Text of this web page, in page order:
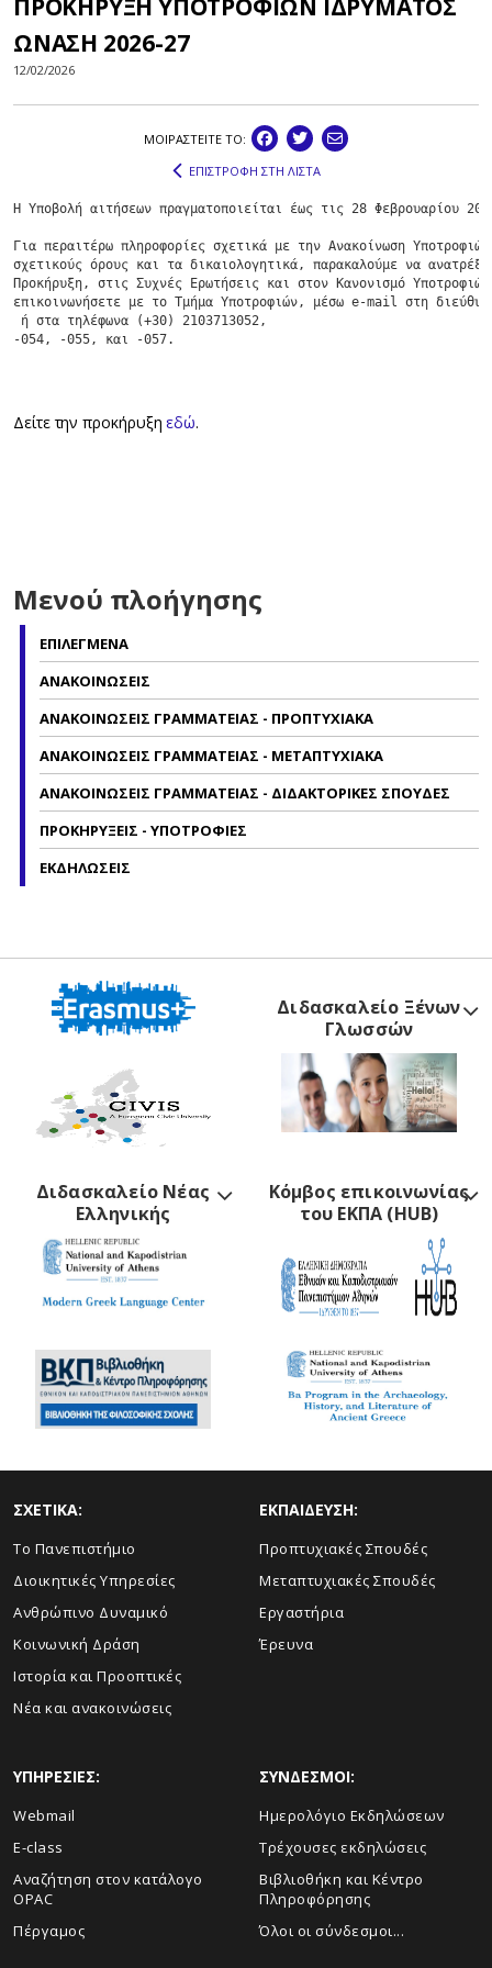
ΠΡΟΚΗΡΥΞΗ ΥΠΟΤΡΟΦΙΩΝ ΙΔΡΥΜΑΤΟΣ
ΩΝΑΣΗ 2026-27
12/02/2026
ΜΟΙΡΑΣΤEIΤΕ ΤΟ:
ΕΠΙΣΤΡΟΦΗ ΣΤΗ ΛΙΣΤΑ
Η Υποβολή αιτήσεων πραγματοποιείται έως τις 28 Φεβρουαρίου
Για περαιτέρω πληροφορίες σχετικά με την Ανακοίνωση
σχετικούς όρους και τα δικαιολογητικά, παρακαλούμε να
Προκήρυξη, στις Συχνές Ερωτήσεις και στον Κανονισμό
επικοινωνήσετε με το Τμήμα Υποτροφιών, μέσω e-mail στη
ή στα τηλέφωνα (+30) 2103713052,
-054, -055, και -057.
Δείτε την προκήρυξηεδώ.
Μενού πλοήγησης
ΕΠΙΛΕΓΜΕΝΑ
ΑΝΑΚΟΙΝΩΣΕΙΣ
ΑΝΑΚΟΙΝΩΣΕΙΣ ΓΡΑΜΜΑΤΕΙΑΣ - ΠΡΟΠΤΥΧΙΑΚΑ
ΑΝΑΚΟΙΝΩΣΕΙΣ ΓΡΑΜΜΑΤΕΙΑΣ - ΜΕΤΑΠΤΥΧΙΑΚΑ
ΑΝΑΚΟΙΝΩΣΕΙΣ ΓΡΑΜΜΑΤΕΙΑΣ - ΔΙΔΑΚΤΟΡΙΚΕΣ ΣΠΟΥΔΕΣ
ΠΡΟΚΗΡΥΞΕΙΣ - ΥΠΟΤΡΟΦΙΕΣ
ΕΚΔΗΛΩΣΕΙΣ
Διδασκαλείο Ξένων
Γλωσσών
Διδασκαλείο Νέας
Ελληνικής
Κόμβος επικοινωνίας
του ΕΚΠΑ (HUB)
ΣΧΕΤΙΚΑ:
Το Πανεπιστήμιο
Διοικητικές Υπηρεσίες
Ανθρώπινο Δυναμικό
Κοινωνική Δράση
Ιστορία και Προοπτικές
Νέα και ανακοινώσεις
ΕΚΠΑΙΔΕΥΣΗ:
Προπτυχιακές Σπουδές
Μεταπτυχιακές Σπουδές
Εργαστήρια
Έρευνα
ΥΠΗΡΕΣΙΕΣ:
Webmail
E-class
Αναζήτηση στον κατάλογο
OPAC
Πέργαμος
ΣΥΝΔΕΣΜΟΙ:
Ημερολόγιο Εκδηλώσεων
Τρέχουσες εκδηλώσεις
Βιβλιοθήκη και Κέντρο
Πληροφόρησης
Όλοι οι σύνδεσμοι...